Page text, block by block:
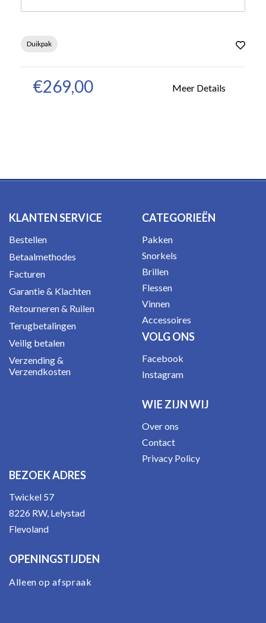
Duikpak
€269,00 Meer Details
KLANTEN SERVICE
Bestellen
Betaalmethodes
Facturen
Garantie & Klachten
Retourneren & Ruilen
Terugbetalingen
Veilig betalen
Verzending &
Verzendkosten
CATEGORIEËN
Pakken
Snorkels
Brillen
Flessen
Vinnen
Accessoires
VOLG ONS
Facebook
Instagram
WIE ZIJN WIJ
Over ons
Contact
Privacy Policy
BEZOEK ADRES
Twickel 57
8226 RW, Lelystad
Flevoland
OPENINGSTIJDEN
Alleen op afspraak